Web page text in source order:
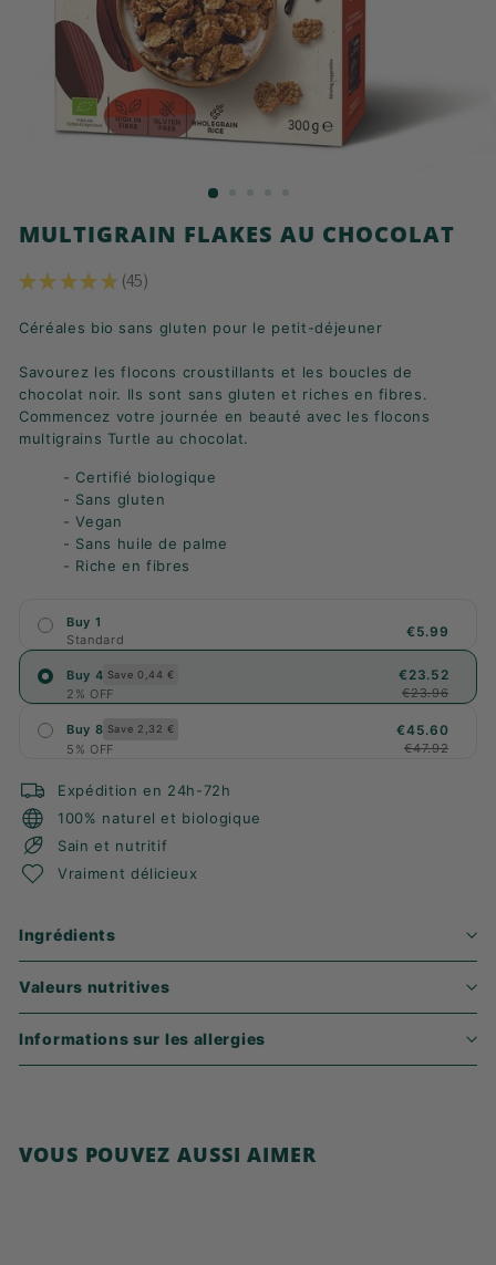
MULTIGRAIN FLAKES AU CHOCOLAT
★ ★ ★ ★ ★ 45
45
Céréales bio sans gluten pour le petit-déjeuner
Savourez les flocons croustillants et les boucles de
chocolat noir. Ils sont sans gluten et riches en fibres.
Commencez votre journée en beauté avec les flocons
multigrains Turtle au chocolat.
- Certifié biologique
- Sans gluten
- Vegan
- Sans huile de palme
- Riche en fibres
Buy 1
Standard
€5.99
Buy 4 Save 0,44 €
2% OFF
€23.52
€23.96
Buy 8 Save 2,32 €
5% OFF
€45.60
€47.92
Expédition en 24h-72h
100% naturel et biologique
Sain et nutritif
Vraiment délicieux
Ingrédients
Valeurs nutritives
Informations sur les allergies
VOUS POUVEZ AUSSI AIMER